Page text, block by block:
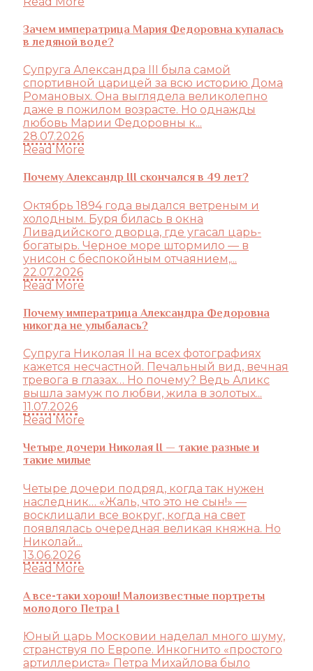
Зачем императрица Мария Федоровна купалась
в ледяной воде?
Супруга Александра III была самой
спортивной царицей за всю историю Дома
Романовых. Она выглядела великолепно
даже в пожилом возрасте. Но однажды
любовь Марии Федоровны к...
28.07.2026
Read More
Почему Александр III скончался в 49 лет?
Октябрь 1894 года выдался ветреным и
холодным. Буря билась в окна
Ливадийского дворца, где угасал царь-
богатырь. Черное море штормило — в
унисон с беспокойным отчаянием,...
22.07.2026
Read More
Почему императрица Александра Федоровна
никогда не улыбалась?
Супруга Николая II на всех фотографиях
кажется несчастной. Печальный вид, вечная
тревога в глазах… Но почему? Ведь Аликс
вышла замуж по любви, жила в золотых...
11.07.2026
Read More
Четыре дочери Николая II — такие разные и
такие милые
Четыре дочери подряд, когда так нужен
наследник… «Жаль, что это не сын!» —
восклицали все вокруг, когда на свет
появлялась очередная великая княжна. Но
Николай...
13.06.2026
Read More
А все-таки хорош! Малоизвестные портреты
молодого Петра I
Юный царь Московии наделал много шуму,
странствуя по Европе. Инкогнито «простого
артиллериста» Петра Михайлова было